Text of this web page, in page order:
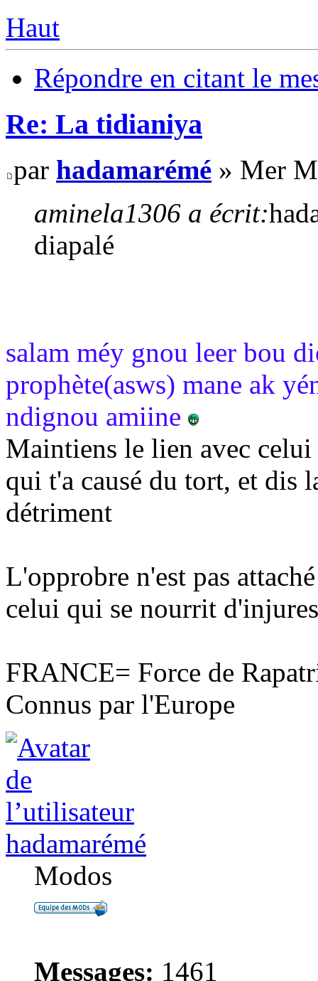
Haut
Répondre en citant le
Re: La tidianiya
par hadamarémé » Mer
aminela1306 a écrit:
diapalé
salam méy gnou leer bou
prophète(asws) mane ak
ndignou amiine
Maintiens le lien avec
qui t'a causé du tort, et dis
détriment
L'opprobre n'est pas
celui qui se nourrit
FRANCE= Force de
Connus par l'Europe
hadamarémé
Modos
Messages: 1461